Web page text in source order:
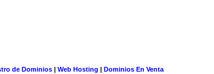
de Dominios| Web Hosting | Dominios En Venta